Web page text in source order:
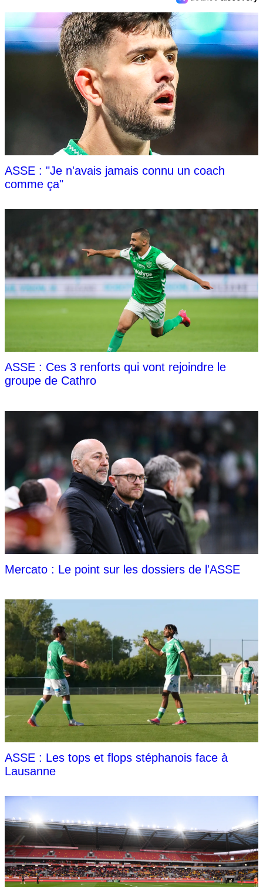
ASSE : "Je n'avais jamais connu un coach
comme ça"
ASSE : Ces 3 renforts qui vont rejoindre le
groupe de Cathro
Mercato : Le point sur les dossiers de l'ASSE
ASSE : Les tops et flops stéphanois face à
Lausanne